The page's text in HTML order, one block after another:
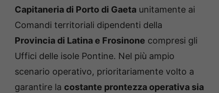
Capitaneria di Porto di Gaeta unitamente ai
Comandi territoriali dipendenti della
Provincia di Latina e Frosinone compresi gli
Uffici delle isole Pontine. Nel più ampio
scenario operativo, prioritariamente volto a
garantire la costante prontezza operativa sia